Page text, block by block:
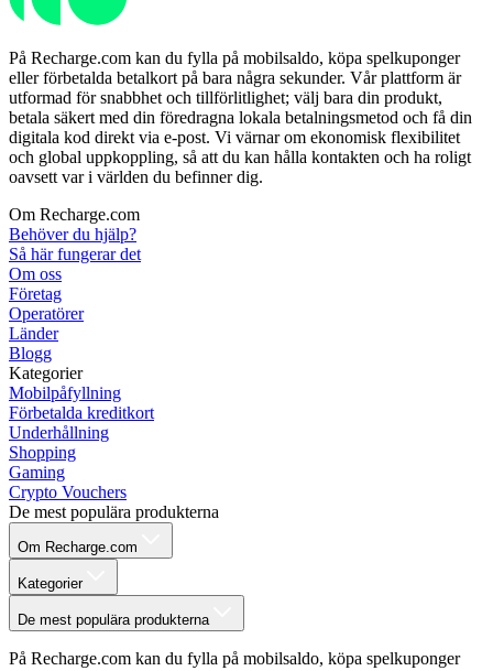
På Recharge.com kan du fylla på mobilsaldo, köpa spelkuponger
eller förbetalda betalkort på bara några sekunder. Vår plattform är
utformad för snabbhet och tillförlitlighet; välj bara din produkt,
betala säkert med din föredragna lokala betalningsmetod och få din
digitala kod direkt via e-post. Vi värnar om ekonomisk flexibilitet
och global uppkoppling, så att du kan hålla kontakten och ha roligt
oavsett var i världen du befinner dig.
Om Recharge.com
Behöver du hjälp?
Så här fungerar det
Om oss
Företag
Operatörer
Länder
Blogg
Kategorier
Mobilpåfyllning
Förbetalda kreditkort
Underhållning
Shopping
Gaming
Crypto Vouchers
De mest populära produkterna
Om Recharge.com
Kategorier
De mest populära produkterna
På Recharge.com kan du fylla på mobilsaldo, köpa spelkuponger